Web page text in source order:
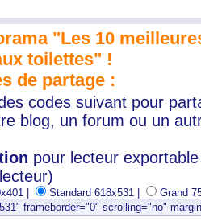
"Les 10
toilettes" !
de partage :
codes suivant pour
blog, un forum ou un
pour lecteur
| Standard 618x531 | Grand